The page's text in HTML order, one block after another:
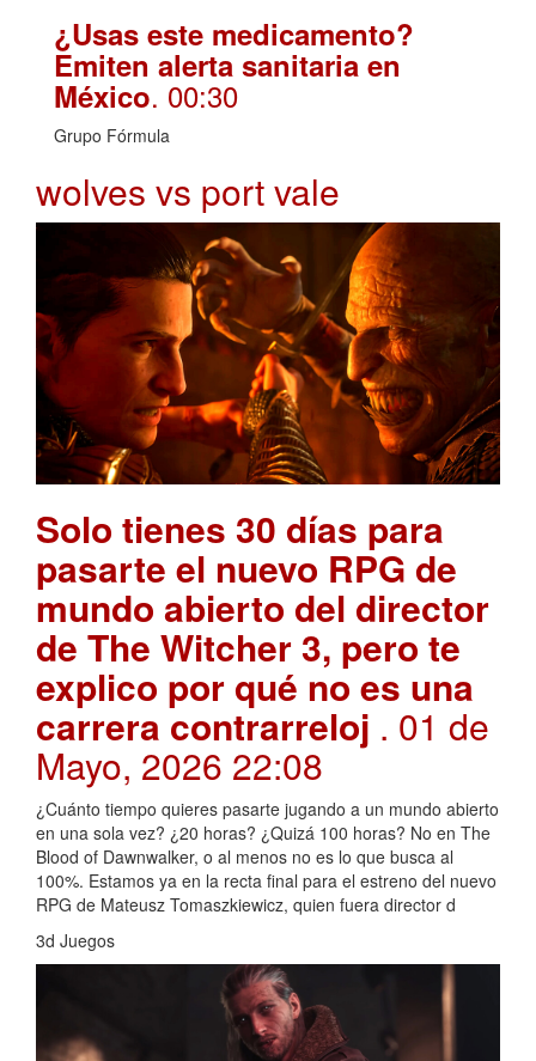
¿Usas este medicamento?
Emiten alerta sanitaria en
México. 00:30
Grupo Fórmula
wolves vs port vale
Solo tienes 30 días para
pasarte el nuevo RPG de
mundo abierto del director
de The Witcher 3, pero te
explico por qué no es una
carrera contrarreloj . 01 de
Mayo, 2026 22:08
¿Cuánto tiempo quieres pasarte jugando a un mundo abierto
en una sola vez? ¿20 horas? ¿Quizá 100 horas? No en The
Blood of Dawnwalker, o al menos no es lo que busca al
100%. Estamos ya en la recta final para el estreno del nuevo
RPG de Mateusz Tomaszkiewicz, quien fuera director d
3d Juegos